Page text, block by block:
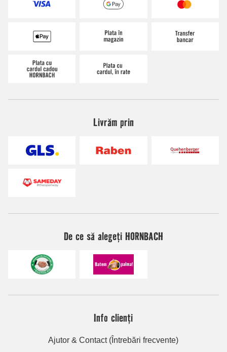
Livrăm prin
De ce să alegeți HORNBACH
Info clienți
Ajutor & Contact (Întrebări frecvente)